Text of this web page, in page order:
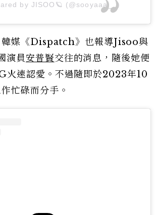
by JISOO🪐 (@sooyaaa__)
韓媒《Dispatch》也報導Jisoo與
演員安普賢交往的消息，隨後她便
火速認愛。不過隨即於2023年10
忙碌而分手。